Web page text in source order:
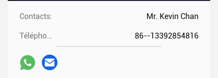
Contacts: Mr. Kevin Chan
Téléphone: 86--13392854816